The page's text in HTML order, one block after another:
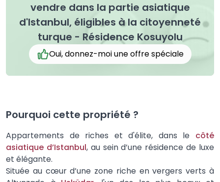
vendre dans la partie asiatique
d'Istanbul, éligibles à la citoyenneté
turque - Résidence Kosuyolu
Oui, donnez-moi une offre spéciale
Pourquoi cette propriété ?
Appartements de riches et d'élite, dans le côté
asiatique d’Istanbul, au sein d’une résidence de luxe
et élégante.
Située au cœur d’une zone riche en vergers verts à